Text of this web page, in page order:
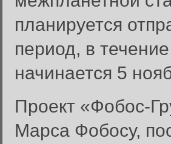
планируется
период, в
начинается 5
Проект «Фобос-
Марса Фобосу,